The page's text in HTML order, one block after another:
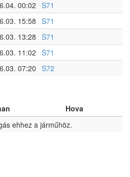
00:02 S71
15:58 S71
13:28 S71
11:02 S71
07:20 S72
Hova
ehhez a járműhöz.